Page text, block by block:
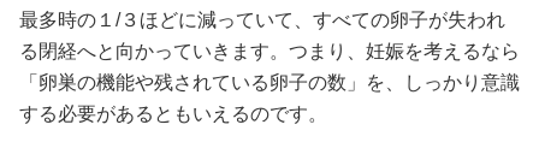
恋愛/結婚/離婚
美容/健康
最多時の１/３ほどに減っていて、すべての卵子が失われ
る閉経へと向かっていきます。つまり、妊娠を考えるなら
「卵巣の機能や残されている卵子の数」を、しっかり意識
する必要があるともいえるのです。